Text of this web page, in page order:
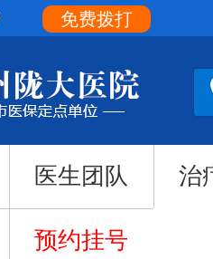
医生团队 治
预约挂号
免费拨打